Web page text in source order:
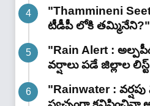
"Thammineni
టీడీపీ లోకి తమ్మినేని?"
"Rain Alert :
వర్షాలు పడే జిల్లాల
"Rainwater :